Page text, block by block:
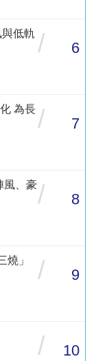
低軌 / 6
為長 / 7
風、豪/ 8
」
/ 9
/ 10